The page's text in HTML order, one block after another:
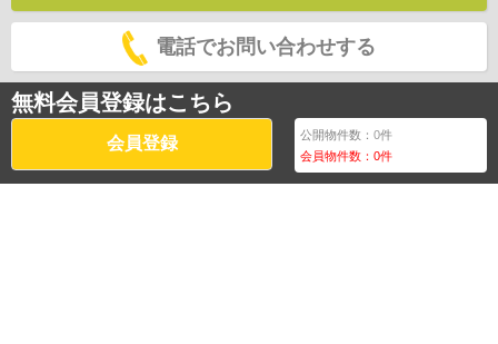
電話でお問い合わせする
無料会員登録はこちら
会員登録 公開物件数：0件
会員物件数：0件